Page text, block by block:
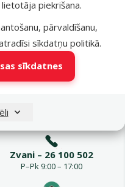
piekrišana.
pārvaldīšanu,
sīkdatņu politikā.
sīkdatnes
nav pieejams
Zvani – 26 100 502
P–Pk 9:00 – 17:00